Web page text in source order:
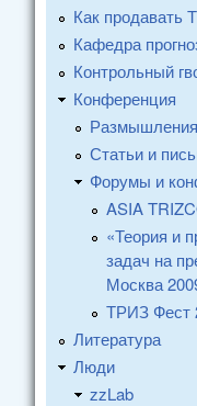
Как продавать
Кафедра
Контрольный
Конференция
Размышления
Статьи и
Форумы и
ASIA
«Теория и
задач на
Москва
ТРИЗ Фест
Литература
Люди
zzLab